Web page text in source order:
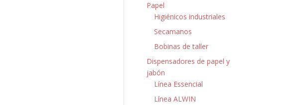
Papel
Higiénicos industriales
Secamanos
Bobinas de taller
Dispensadores de papel y
jabón
Línea Essencial
Línea ALWIN